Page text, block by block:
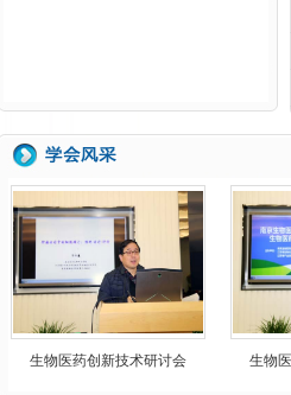
生物医药创新技术研讨会 生物